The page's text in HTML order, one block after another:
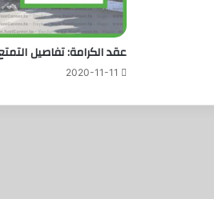
عقد الكرامة: تفاصيل
2020-11-11